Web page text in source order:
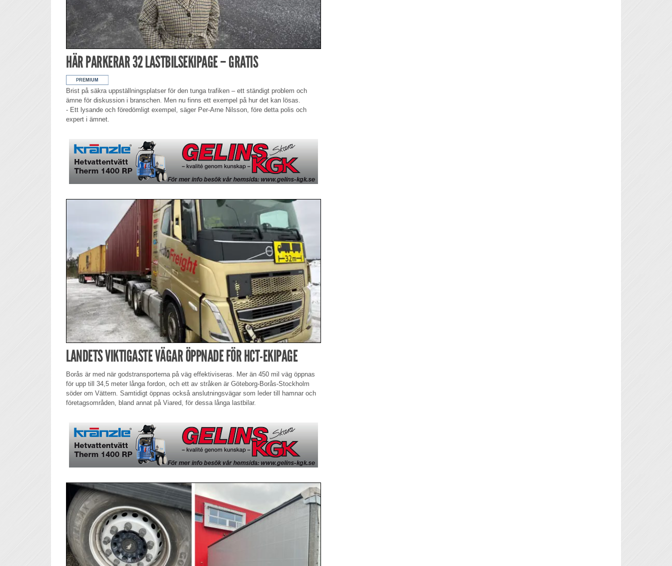
HÄR PARKERAR 32 LASTBILSEKIPAGE – GRATIS
Brist på säkra uppställningsplatser för den tunga trafiken – ett ständigt problem och
ämne för diskussion i branschen. Men nu finns ett exempel på hur det kan lösas.
- Ett lysande och föredömligt exempel, säger Per-Arne Nilsson, före detta polis och
expert i ämnet.
LANDETS VIKTIGASTE VÄGAR ÖPPNADE FÖR HCT-EKIPAGE
Borås är med när godstransporterna på väg effektiviseras. Mer än 450 mil väg öppnas
för upp till 34,5 meter långa fordon, och ett av stråken är Göteborg-Borås-Stockholm
söder om Vättern. Samtidigt öppnas också anslutningsvägar som leder till hamnar och
företagsområden, bland annat på Viared, för dessa långa lastbilar.